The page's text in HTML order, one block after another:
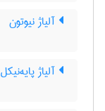
آلیاژ نیوتون
آلیاژ پایه‌نیکل